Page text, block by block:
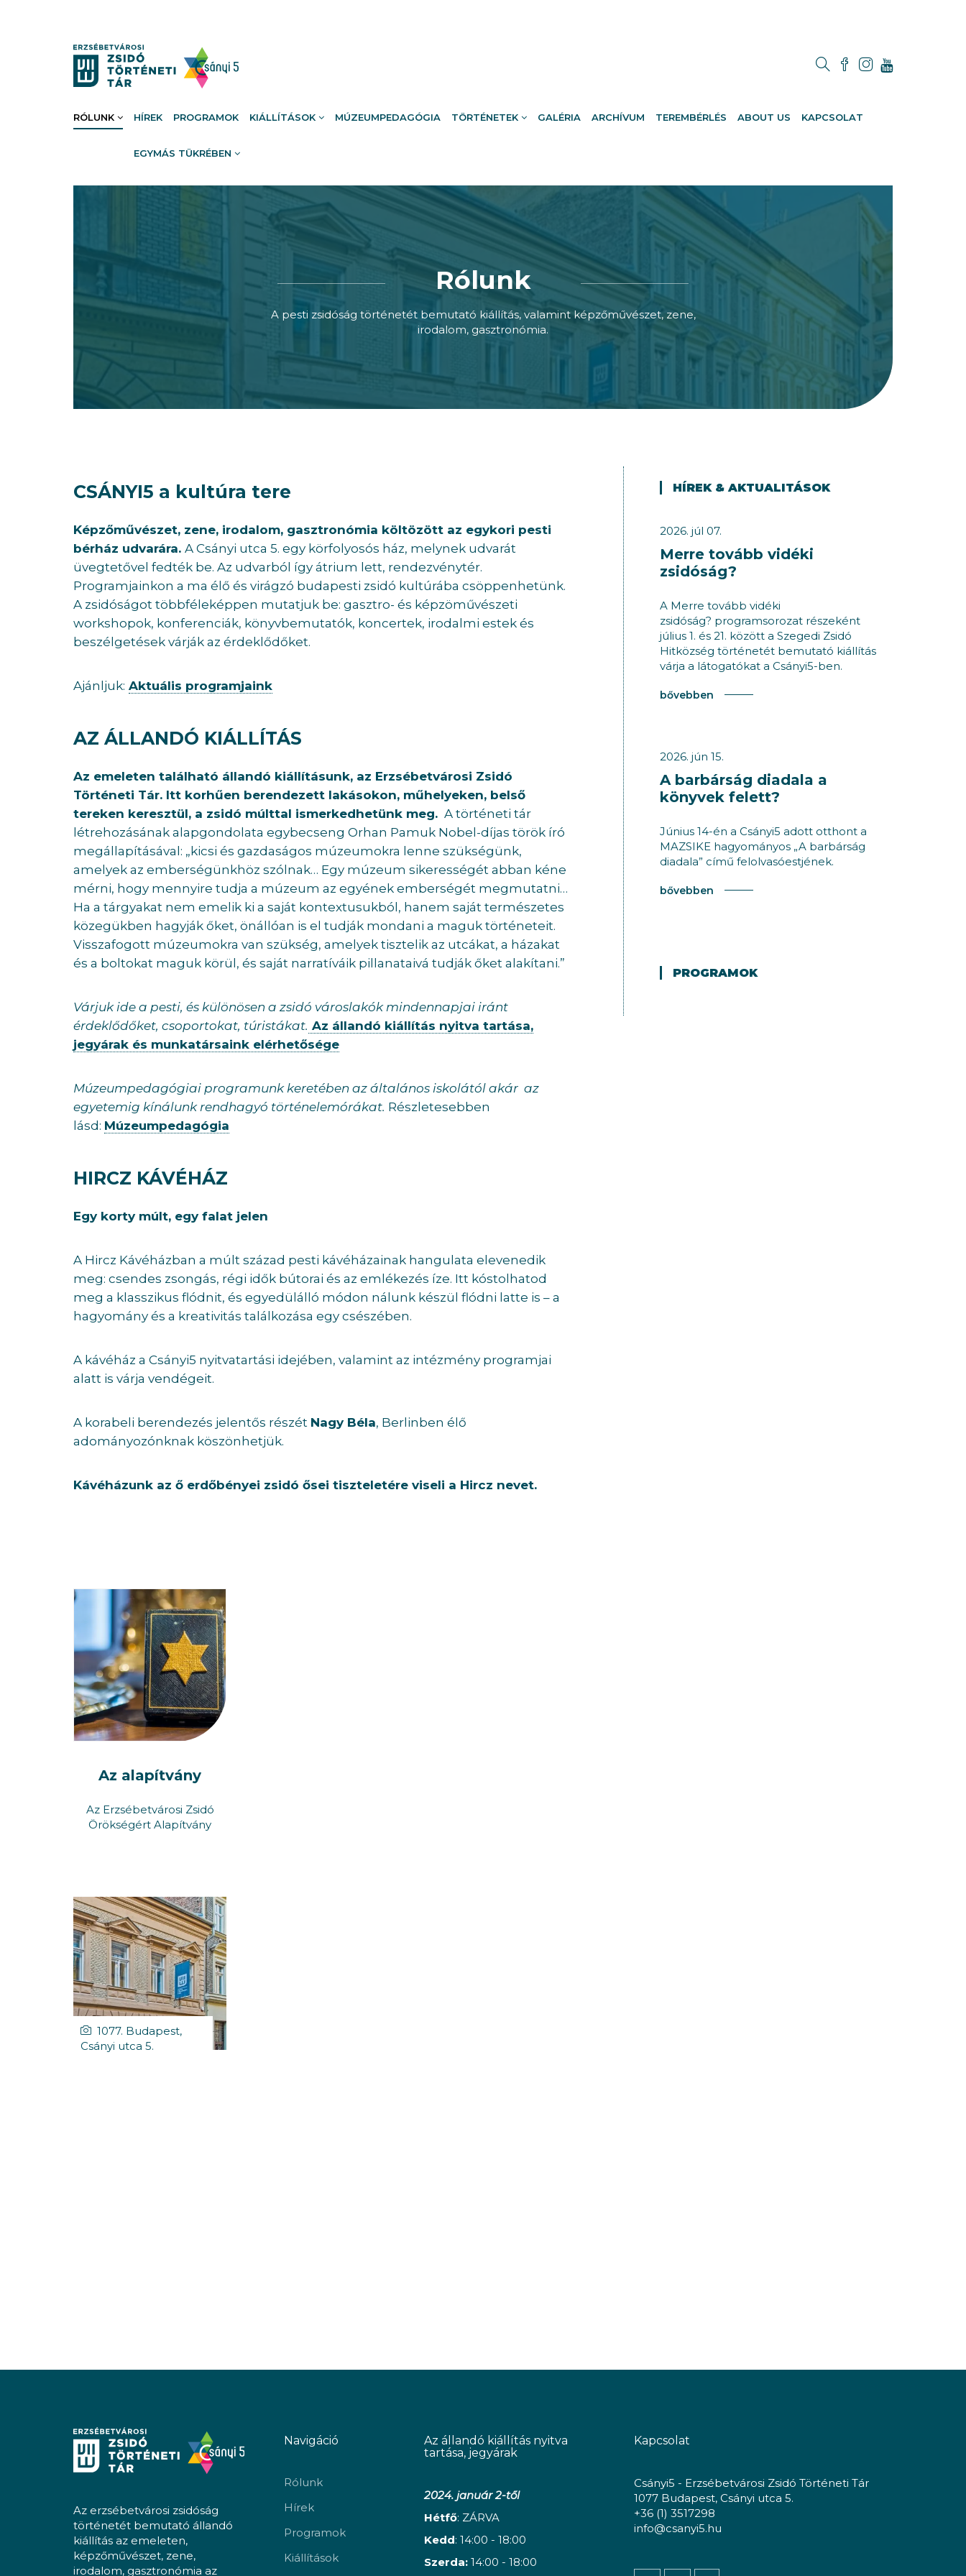
RÓLUNK HÍREK PROGRAMOK KIÁLLÍTÁSOK MÚZEUMPEDAGÓGIA TÖRTÉNETEK GALÉRIA ARCHÍVUM TEREMBÉRLÉS ABOUT US KAPCSOLAT
EGYMÁS TÜKRÉBEN
Rólunk
A pesti zsidóság történetét bemutató kiállítás, valamint képzőművészet, zene,
irodalom, gasztronómia.
CSÁNYI5 a kultúra tere
Képzőművészet, zene, irodalom, gasztronómia költözött az egykori pesti
bérház udvarára. A Csányi utca 5. egy körfolyosós ház, melynek udvarát
üvegtetővel fedték be. Az udvarból így átrium lett, rendezvénytér.
Programjainkon a ma élő és virágzó budapesti zsidó kultúrába csöppenhetünk.
A zsidóságot többféleképpen mutatjuk be: gasztro- és képzöművészeti
workshopok, konferenciák, könyvbemutatók, koncertek, irodalmi estek és
beszélgetések várják az érdeklődőket.
Ajánljuk: Aktuális programjaink
AZ ÁLLANDÓ KIÁLLÍTÁS
Az emeleten található állandó kiállításunk, az Erzsébetvárosi Zsidó
Történeti Tár. Itt korhűen berendezett lakásokon, műhelyeken, belső
tereken keresztül, a zsidó múlttal ismerkedhetünk meg. A történeti tár
létrehozásának alapgondolata egybecseng Orhan Pamuk Nobel-díjas török író
megállapításával: „kicsi és gazdaságos múzeumokra lenne szükségünk,
amelyek az emberségünkhöz szólnak… Egy múzeum sikerességét abban kéne
mérni, hogy mennyire tudja a múzeum az egyének emberségét megmutatni…
Ha a tárgyakat nem emelik ki a saját kontextusukból, hanem saját természetes
közegükben hagyják őket, önállóan is el tudják mondani a maguk történeteit.
Visszafogott múzeumokra van szükség, amelyek tisztelik az utcákat, a házakat
és a boltokat maguk körül, és saját narratíváik pillanataivá tudják őket alakítani.”
Várjuk ide a pesti, és különösen a zsidó városlakók mindennapjai iránt
érdeklődőket, csoportokat, túristákat. Az állandó kiállítás nyitva tartása,
jegyárak és munkatársaink elérhetősége
Múzeumpedagógiai programunk keretében az általános iskolától akár az
egyetemig kínálunk rendhagyó történelemórákat. Részletesebben
lásd: Múzeumpedagógia
HIRCZ KÁVÉHÁZ
Egy korty múlt, egy falat jelen
A Hircz Kávéházban a múlt század pesti kávéházainak hangulata elevenedik
meg: csendes zsongás, régi idők bútorai és az emlékezés íze. Itt kóstolhatod
meg a klasszikus flódnit, és egyedülálló módon nálunk készül flódni latte is – a
hagyomány és a kreativitás találkozása egy csészében.
A kávéház a Csányi5 nyitvatartási idejében, valamint az intézmény programjai
alatt is várja vendégeit.
A korabeli berendezés jelentős részét Nagy Béla, Berlinben élő
adományozónknak köszönhetjük.
Kávéházunk az ő erdőbényei zsidó ősei tiszteletére viseli a Hircz nevet.
Az alapítvány
Az Erzsébetvárosi Zsidó
Örökségért Alapítvány
1077. Budapest,
Csányi utca 5.
HÍREK & AKTUALITÁSOK
2026. júl 07.
Merre tovább vidéki
zsidóság?
A Merre tovább vidéki
zsidóság? programsorozat részeként
július 1. és 21. között a Szegedi Zsidó
Hitközség történetét bemutató kiállítás
várja a látogatókat a Csányi5-ben.
bővebben
2026. jún 15.
A barbárság diadala a
könyvek felett?
Június 14-én a Csányi5 adott otthont a
MAZSIKE hagyományos „A barbárság
diadala” című felolvasóestjének.
bővebben
PROGRAMOK
Az erzsébetvárosi zsidóság
történetét bemutató állandó
kiállítás az emeleten,
képzőművészet, zene,
irodalom, gasztronómia az
Navigáció
Rólunk
Hírek
Programok
Kiállítások
Az állandó kiállítás nyitva
tartása, jegyárak
2024. január 2-től
Hétfő: ZÁRVA
Kedd: 14:00 - 18:00
Szerda:14:00 - 18:00
Kapcsolat
Csányi5 - Erzsébetvárosi Zsidó Történeti Tár
1077 Budapest, Csányi utca 5.
+36 (1) 3517298
info@csanyi5.hu